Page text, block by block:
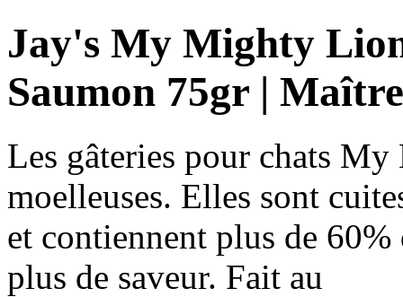
Jay's My Mighty
Saumon 75gr |
Les gâteries pour chats
moelleuses. Elles sont
et contiennent plus de
plus de saveur. Fait au